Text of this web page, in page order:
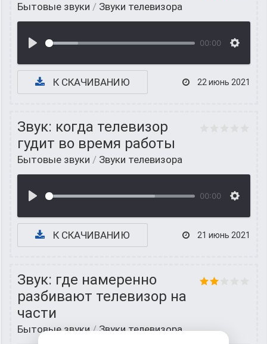
Бытовые звуки / Звуки телевизора
00:00
К СКАЧИВАНИЮ 22 июнь 2021
Звук: когда телевизор
гудит во время работы
Бытовые звуки / Звуки телевизора
00:00
К СКАЧИВАНИЮ 21 июнь 2021
Звук: где намеренно
разбивают телевизор на
части
Бытовые звуки/Звуки телевизора